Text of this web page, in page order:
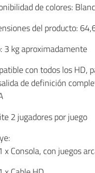
de colores:
del producto:
3 kg aproximadamente
con todos los HD,
de definición
2 jugadores por juego
x Consola, con juegos